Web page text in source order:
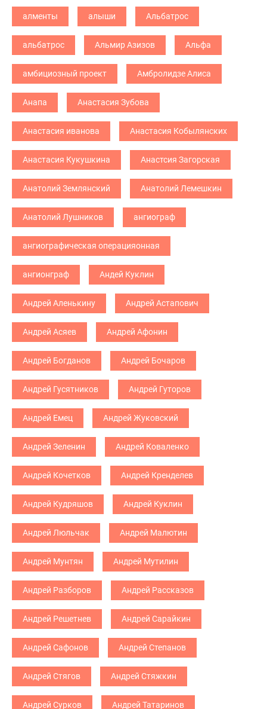
алменты алыши Альбатрос
альбатрос Альмир Азизов Альфа
амбициозный проект Амбролидзе Алиса
Анапа Анастасия Зубова
Анастасия иванова Анастасия Кобылянских
Анастасия Кукушкина Анастсия Загорская
Анатолий Землянский Анатолий Лемешкин
Анатолий Лушников ангиограф
ангиографическая операцияонная
ангионграф Андей Куклин
Андрей Аленькину Андрей Астапович
Андрей Асяев Андрей Афонин
Андрей Богданов Андрей Бочаров
Андрей Гусятников Андрей Гуторов
Андрей Емец Андрей Жуковский
Андрей Зеленин Андрей Коваленко
Андрей Кочетков Андрей Кренделев
Андрей Кудряшов Андрей Куклин
Андрей Люльчак Андрей Малютин
Андрей Мунтян Андрей Мутилин
Андрей Разборов Андрей Рассказов
Андрей Решетнев Андрей Сарайкин
Андрей Сафонов Андрей Степанов
Андрей Стягов Андрей Стяжкин
Андрей Сурков Андрей Татаринов